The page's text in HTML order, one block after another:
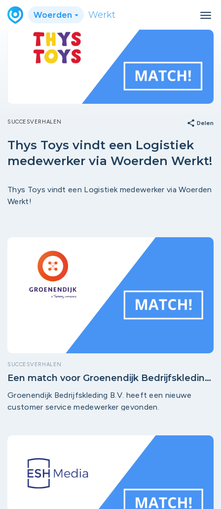
Woerden Werkt
SUCCESVERHALEN share Delen
Thys Toys vindt een Logistiek
medewerker via Woerden Werkt!
Thys Toys vindt een Logistiek medewerker via Woerden
Werkt!
SUCCESVERHALEN
Een match voor Groenendijk Bedrijfskleding
Groenendijk Bedrijfskleding B.V. heeft een nieuwe
customer service medewerker gevonden.